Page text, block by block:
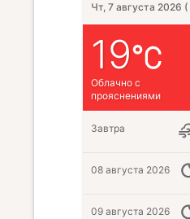
Чт, 7 августа 2026 (
19
Облачно с
прояснениями
Завтра
08 августа 2026
09 августа 2026